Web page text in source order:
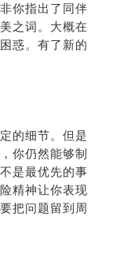
你指出了同伴
之词。大概在
惑。有了新的
的细节。但是
你仍然能够制
是最优先的事
精神让你表现
把问题留到周